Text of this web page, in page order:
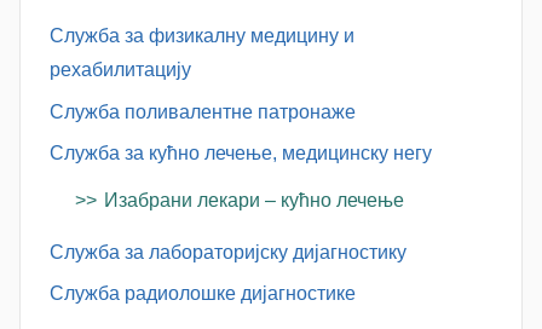
Служба за физикалну медицину и
рехабилитацију
Служба поливалентне патронаже
Служба за кућно лечење, медицинску негу
Изабрани лекари – кућно лечење
Служба за лабораторијску дијагностику
Служба радиолошке дијагностике